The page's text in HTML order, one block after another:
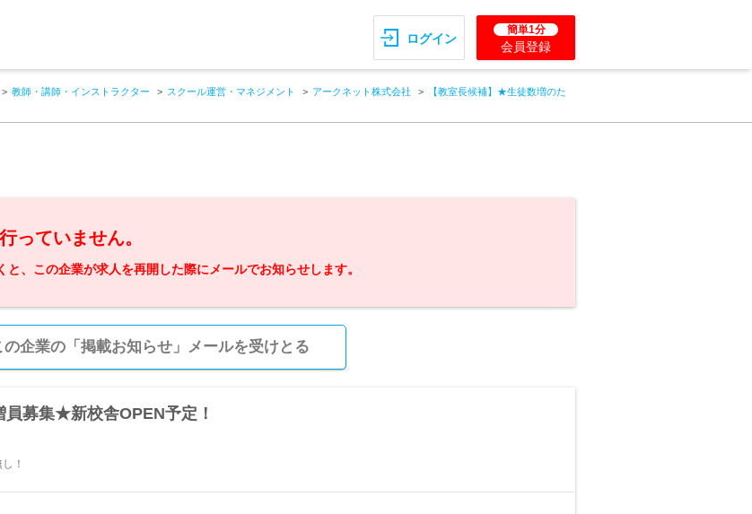
ログイン
簡単1分
会員登録
教師・講師・インストラクター スクール運営・マネジメント アークネット株式会社
【教室長候補】★生徒数増のた
っていません。
と、この企業が求人を再開した際にメールでお知らせします。
の企業の「掲載お知らせ」メールを受けとる
募集★新校舎OPEN予定！
！